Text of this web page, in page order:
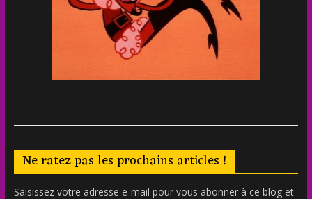
Ne ratez pas les prochains articles !
Saisissez votre adresse e-mail pour vous abonner à ce blog et